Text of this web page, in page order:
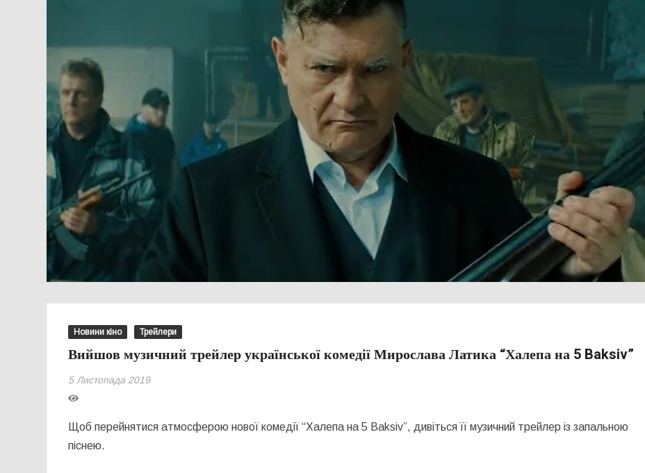
Новини кіно Трейлери
Вийшов музичний трейлер української комедії Мирослава Латика “Халепа на 5 Baksiv”
5 Листопада 2019
Щоб перейнятися атмосферою нової комедії “Халепа на 5 Baksiv”, дивіться її музичний трейлер із запальною
піснею.